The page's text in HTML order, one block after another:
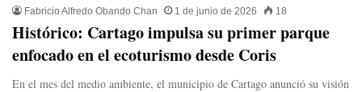
Fabricio Alfredo Obando Chan 1 de junio de 2026 18
Histórico: Cartago impulsa su primer parque
enfocado en el ecoturismo desde Coris
En el mes del medio ambiente, el municipio de Cartago anunció su visión